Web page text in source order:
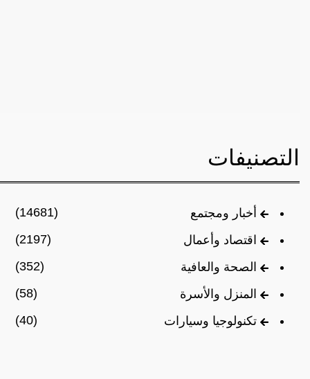
التصنيفات
أخبار ومجتمع
(14681)
اقتصاد وأعمال
(2197)
الصحة والعافية
(352)
المنزل والأسرة
(58)
تكنولوجيا وسيارات
(40)